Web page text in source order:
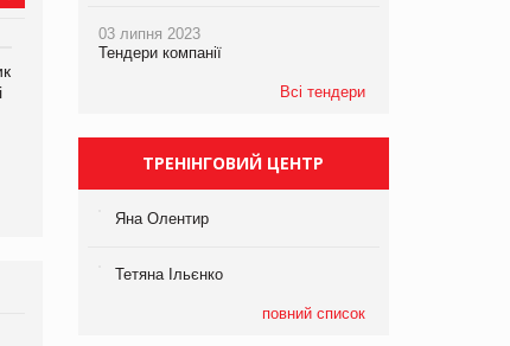
виробництва
компанії «УкраМарин»
03 липня 2023
Тендери компанії
Всі тендери
ТРЕНІНГОВИЙ ЦЕНТР
Яна Олентир
Тетяна Ільєнко
повний список